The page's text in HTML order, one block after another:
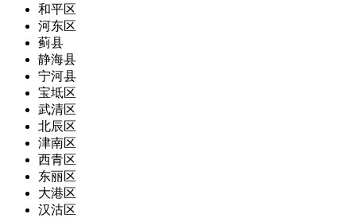
和平区
河东区
蓟县
静海县
宁河县
宝坻区
武清区
北辰区
津南区
西青区
东丽区
大港区
汉沽区